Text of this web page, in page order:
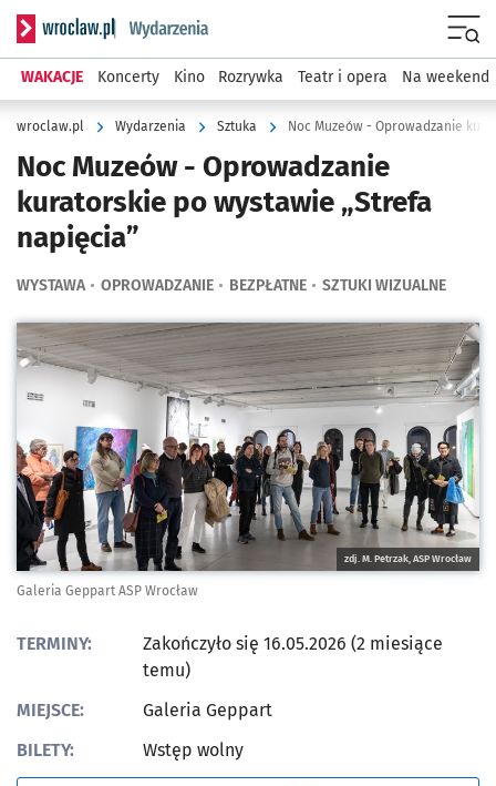
Serwis informacyjny wroclaw.pl podserwis: Wydarzenia
WAKACJE Koncerty Kino Rozrywka Teatr i opera Na weekend
wroclaw.pl Wydarzenia Sztuka Noc Muzeów - Oprowadzanie
Noc Muzeów - Oprowadzanie
kuratorskie po wystawie „Strefa
napięcia”
WYSTAWA OPROWADZANIE BEZPŁATNE SZTUKI WIZUALNE
Kliknij, aby powiększyć
zdj. M. Petrzak, ASP Wrocław
Galeria Geppart ASP Wrocław
TERMINY:
Zakończyło się 16.05.2026 (2 miesiące
temu)
MIEJSCE:
Galeria Geppart
BILETY:
Wstęp wolny